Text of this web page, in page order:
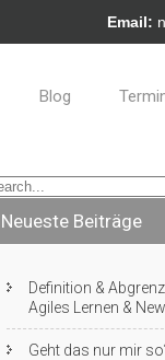
Email:
Blog
Neueste Beiträge
Definition &
Agiles Lernen &
Geht das nur mir